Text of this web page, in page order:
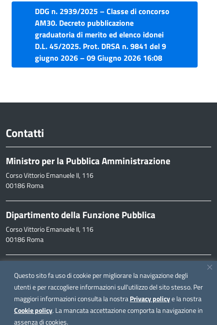
Questo sito fa uso di cookie per migliorare la navigazione degli
utenti e per raccogliere informazioni sull'utilizzo del sito stesso. Per
maggiori informazioni consulta la nostraPrivacy policye la nostra
Cookie policy. La mancata accettazione comporta la navigazione in
assenza di cookies.
DDG n. 2939/2025 – Classe di concorso
AM30. Decreto pubblicazione
graduatoria di merito ed elenco idonei
D.L. 45/2025. Prot. DRSA n. 9841 del 9
giugno 2026 – 09 Giugno 2026 16:08
Contatti
Ministro per la Pubblica Amministrazione
Corso Vittorio Emanuele II, 116
00186 Roma
Dipartimento della Funzione Pubblica
Corso Vittorio Emanuele II, 116
00186 Roma
inpa@funzionepubblica.it
FAQ
FAQ – Domande e risposte